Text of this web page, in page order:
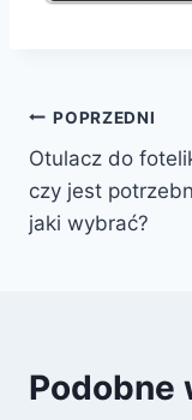
Nawigacja
wpisu
POPRZEDNI
Otulacz do
czy jest
jaki wybrać?
Podobne